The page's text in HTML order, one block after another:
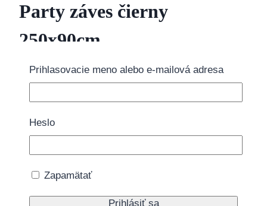
Party záves čierny
250x90cm
6.95 €
1 na sklade
množstvo Party záves čierny 250x90cm
Doprava zdarma nad 40€
Prihlasovacie meno alebo e-mailová adresa
Heslo
Zapamätať